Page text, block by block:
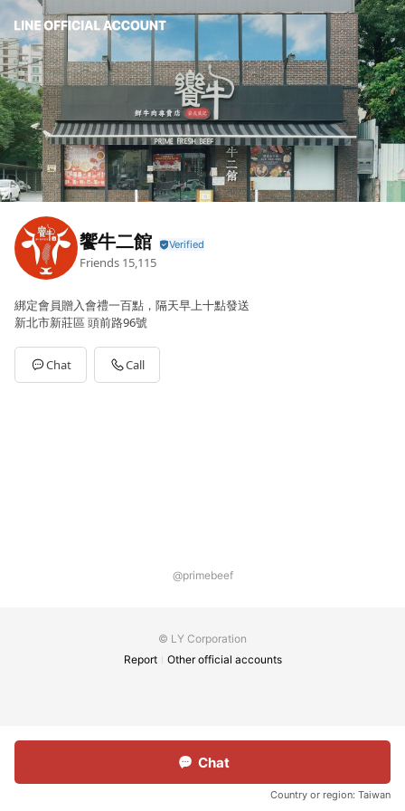
饗牛二館
Friends 15,115
綁定會員贈入會禮一百點，隔天早上十點發送
新北市新莊區 頭前路96號
Chat Call
@primebeef
© LY Corporation
Report
Other official accounts
Chat
Country or region: Taiwan